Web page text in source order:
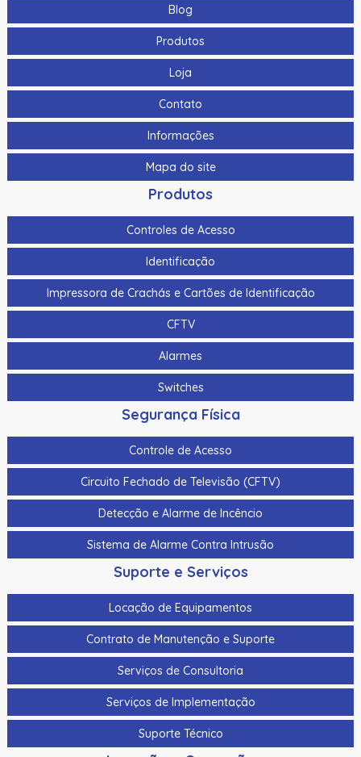
Blog
Produtos
Loja
Contato
Informações
Mapa do site
Produtos
Controles de Acesso
Identificação
Impressora de Crachás e Cartões de Identificação
CFTV
Alarmes
Switches
Segurança Física
Controle de Acesso
Circuito Fechado de Televisão (CFTV)
Detecção e Alarme de Incêncio
Sistema de Alarme Contra Intrusão
Suporte e Serviços
Locação de Equipamentos
Contrato de Manutenção e Suporte
Serviços de Consultoria
Serviços de Implementação
Suporte Técnico